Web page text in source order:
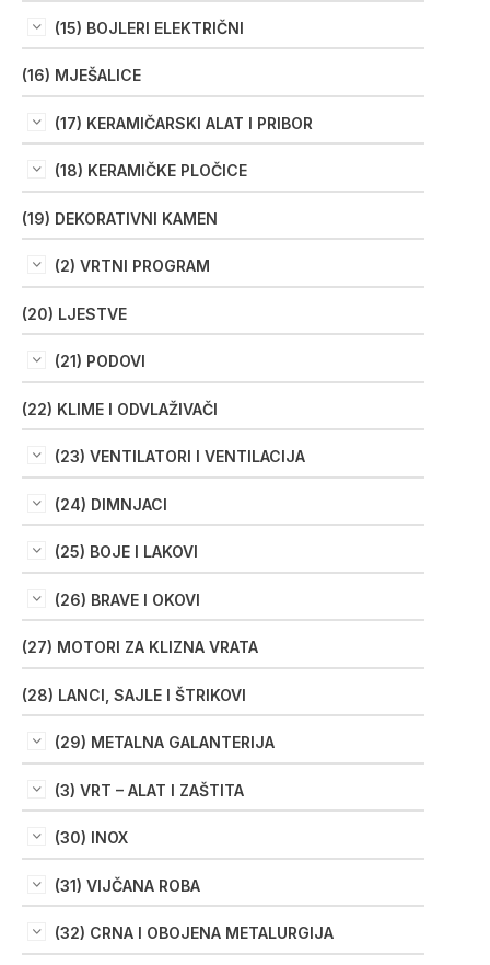
(15) BOJLERI ELEKTRIČNI
(16) MJEŠALICE
(17) KERAMIČARSKI ALAT I PRIBOR
(18) KERAMIČKE PLOČICE
(19) DEKORATIVNI KAMEN
(2) VRTNI PROGRAM
(20) LJESTVE
(21) PODOVI
(22) KLIME I ODVLAŽIVAČI
(23) VENTILATORI I VENTILACIJA
(24) DIMNJACI
(25) BOJE I LAKOVI
(26) BRAVE I OKOVI
(27) MOTORI ZA KLIZNA VRATA
(28) LANCI, SAJLE I ŠTRIKOVI
(29) METALNA GALANTERIJA
(3) VRT – ALAT I ZAŠTITA
(30) INOX
(31) VIJČANA ROBA
(32) CRNA I OBOJENA METALURGIJA